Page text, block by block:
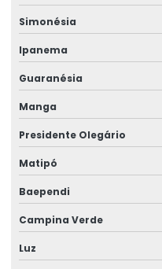
Perícia médica para
Perícia médica trabalhista
Perícia médica trabalhista
Perícia de periculosidade
Perícia técnica especializada
Perícia técnica insalubridade
Perícia técnica de
Simonésia
Ipanema
Guaranésia
Manga
Presidente Olegário
Matipó
Baependi
Campina Verde
Luz